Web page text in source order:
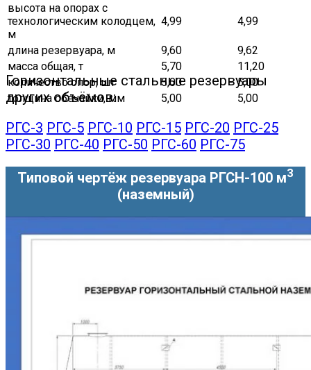
высота на опорах с
технологическим колодцем,
м
4,99 4,99
длина резервуара, м 9,60
9,62
масса общая, т
5,70
11,20
количество опор, шт
5,00
5,00
толщина обечайки, мм
5,00 5,00
Горизонтальные стальные резервуары
других объёмов:
РГС-3 РГС-5 РГС-10 РГС-15 РГС-20 РГС-25
РГС-30 РГС-40 РГС-50 РГС-60 РГС-75
Типовой чертёж резервуара РГСН-100 м3
(наземный)